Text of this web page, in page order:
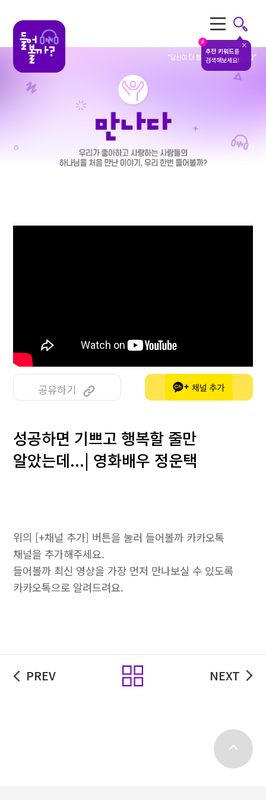
#
추천 키워드를
검색해보세요!
공유하기
성공하면 기쁘고 행복할 줄만
알았는데...| 영화배우 정운택
위의 [+채널 추가] 버튼을 눌러 들어볼까 카카오톡
채널을 추가해주세요.
들어볼까 최신 영상을 가장 먼저 만나보실 수 있도록
카카오톡으로 알려드려요.
PREV 목록 NEXT